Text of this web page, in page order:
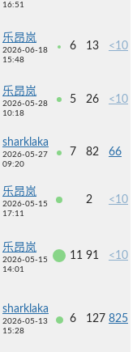
16:51
乐昂岚
2026-06-18
15:48
6 13 <10
乐昂岚
2026-05-28
10:18
5 26 <10
sharklaka
2026-05-27
09:20
7 82 66
乐昂岚
2026-05-15
17:11
2 <10
乐昂岚
2026-05-15
14:01
11 91 <10
sharklaka
2026-05-13
15:28
6 127 825